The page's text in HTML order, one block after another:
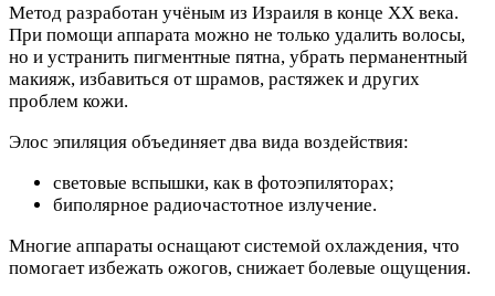
Метод разработан учёным из Израиля в конце ХХ века.
При помощи аппарата можно не только удалить волосы,
но и устранить пигментные пятна, убрать перманентный
макияж, избавиться от шрамов, растяжек и других
проблем кожи.
Элос эпиляция объединяет два вида воздействия:
световые вспышки, как в фотоэпиляторах;
биполярное радиочастотное излучение.
Многие аппараты оснащают системой охлаждения, что
помогает избежать ожогов, снижает болевые ощущения.